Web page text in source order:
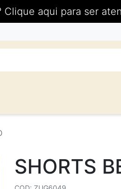
Clique aqui para ser
SHORTS